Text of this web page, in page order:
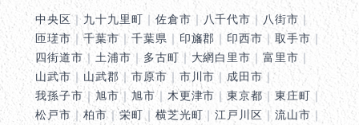
中央区｜九十九里町 ｜ 佐倉市 ｜八千代市 ｜ 八街市 ｜
匝瑳市｜千葉市｜千葉県 ｜ 印旛郡 ｜ 印西市｜取手市 ｜
四街道市 ｜ 土浦市 ｜ 多古町 ｜ 大網白里市 ｜富里市 ｜
山武市 ｜ 山武郡｜ 市原市｜ 市川市 ｜ 成田市 ｜
我孫子市｜旭市｜旭市｜ 木更津市 ｜東京都｜東庄町 ｜
松戸市 ｜ 柏市｜栄町 ｜ 横芝光町｜江戸川区 ｜流山市｜